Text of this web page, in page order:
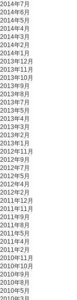
2014年7月
2014年6月
2014年5月
2014年4月
2014年3月
2014年2月
2014年1月
2013年12月
2013年11月
2013年10月
2013年9月
2013年8月
2013年7月
2013年5月
2013年4月
2013年3月
2013年2月
2013年1月
2012年11月
2012年9月
2012年7月
2012年5月
2012年4月
2012年2月
2011年12月
2011年11月
2011年9月
2011年8月
2011年5月
2011年4月
2011年2月
2010年11月
2010年10月
2010年9月
2010年8月
2010年5月